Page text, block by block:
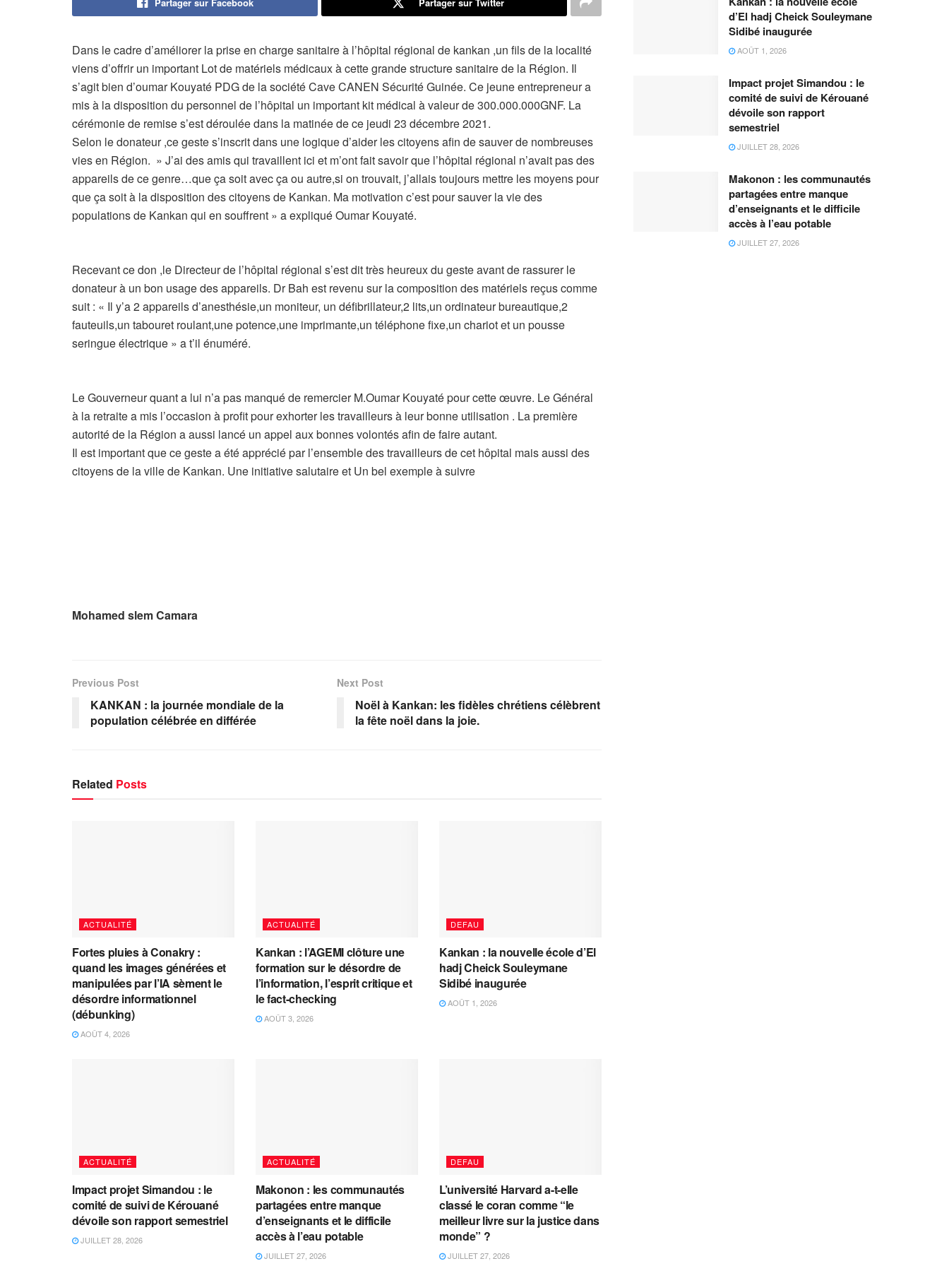
Dans le cadre d’améliorer la prise en charge sanitaire à l’hôpital régional de kankan ,un fils de la localité
viens d’offrir un important Lot de matériels médicaux à cette grande structure sanitaire de la Région. Il
s’agit bien d’oumar Kouyaté PDG de la société Cave CANEN Sécurité Guinée. Ce jeune entrepreneur a
mis à la disposition du personnel de l’hôpital un important kit médical à valeur de 300.000.000GNF. La
cérémonie de remise s’est déroulée dans la matinée de ce jeudi 23 décembre 2021.
Selon le donateur ,ce geste s’inscrit dans une logique d’aider les citoyens afin de sauver de nombreuses
vies en Région. » J’ai des amis qui travaillent ici et m’ont fait savoir que l’hôpital régional n’avait pas des
appareils de ce genre…que ça soit avec ça ou autre,si on trouvait, j’allais toujours mettre les moyens pour
que ça soit à la disposition des citoyens de Kankan. Ma motivation c’est pour sauver la vie des
populations de Kankan qui en souffrent » a expliqué Oumar Kouyaté.
Recevant ce don ,le Directeur de l’hôpital régional s’est dit très heureux du geste avant de rassurer le
donateur à un bon usage des appareils. Dr Bah est revenu sur la composition des matériels reçus comme
suit : « Il y’a 2 appareils d’anesthésie,un moniteur, un défibrillateur,2 lits,un ordinateur bureautique,2
fauteuils,un tabouret roulant,une potence,une imprimante,un téléphone fixe,un chariot et un pousse
seringue électrique » a t’il énuméré.
Le Gouverneur quant a lui n’a pas manqué de remercier M.Oumar Kouyaté pour cette œuvre. Le Général
à la retraite a mis l’occasion à profit pour exhorter les travailleurs à leur bonne utilisation . La première
autorité de la Région a aussi lancé un appel aux bonnes volontés afin de faire autant.
Il est important que ce geste a été apprécié par l’ensemble des travailleurs de cet hôpital mais aussi des
citoyens de la ville de Kankan. Une initiative salutaire et Un bel exemple à suivre
Mohamed slem Camara
Previous Post
KANKAN : la journée mondiale de la
population célébrée en différée
Next Post
Noël à Kankan: les fidèles chrétiens célèbrent
la fête noël dans la joie.
Related Posts
ACTUALITÉ
Fortes pluies à Conakry :
quand les images générées et
manipulées par l’IA sèment le
désordre informationnel
(débunking)
AOÛT 4, 2026
ACTUALITÉ
Kankan : l’AGEMI clôture une
formation sur le désordre de
l’information, l’esprit critique et
le fact-checking
AOÛT 3, 2026
DEFAU
Kankan : la nouvelle école d’El
hadj Cheick Souleymane
Sidibé inaugurée
AOÛT 1, 2026
ACTUALITÉ
Impact projet Simandou : le
comité de suivi de Kérouané
dévoile son rapport semestriel
JUILLET 28, 2026
ACTUALITÉ
Makonon : les communautés
partagées entre manque
d’enseignants et le difficile
accès à l’eau potable
JUILLET 27, 2026
DEFAU
L’université Harvard a-t-elle
classé le coran comme “le
meilleur livre sur la justice dans
monde” ?
JUILLET 27, 2026
d’El hadj Cheick Souleymane
Sidibé inaugurée
AOÛT 1, 2026
Impact projet Simandou : le
comité de suivi de Kérouané
dévoile son rapport
semestriel
JUILLET 28, 2026
Makonon : les communautés
partagées entre manque
d’enseignants et le difficile
accès à l’eau potable
JUILLET 27, 2026